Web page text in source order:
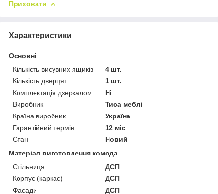
Приховати
Характеристики
Основні
Кількість висувних ящиків
4 шт.
Кількість дверцят
1 шт.
Комплектація дзеркалом
Ні
Виробник
Тиса меблі
Країна виробник
Україна
Гарантійний термін
12 міс
Стан
Новий
Матеріал виготовлення комода
Стільниця
ДСП
Корпус (каркас)
ДСП
Фасади
ДСП